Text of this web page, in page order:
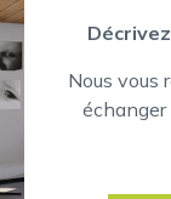
Nous vous
échanger